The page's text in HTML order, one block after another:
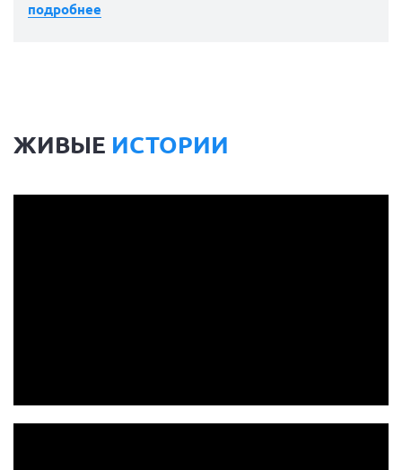
подробнее
ЖИВЫЕ ИСТОРИИ